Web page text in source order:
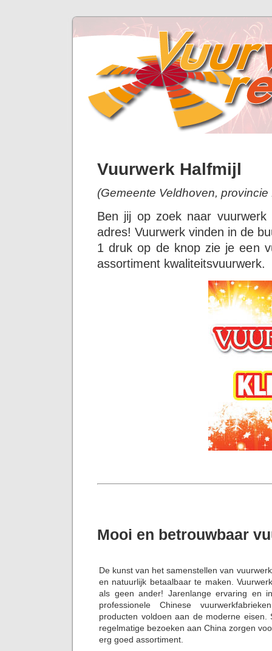
Vuurwerk Halfmijl
(Gemeente Veldhoven,
Ben jij op zoek naar
adres! Vuurwerk vinden in de
1 druk op de knop zie je een
assortiment kwaliteitsvuurwerk.
Mooi en betrouwbaar
De kunst van het samenstellen van
en natuurlijk betaalbaar te maken.
als geen ander! Jarenlange ervaring en
professionele Chinese
producten voldoen aan de moderne eisen.
regelmatige bezoeken aan China zorgen
erg goed assortiment.